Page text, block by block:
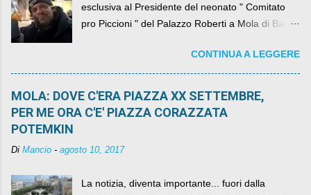
esclusiva al Presidente del neonato " Comitato
pro Piccioni " del Palazzo Roberti a Mola di Bari ,
come definirlo... signor?....CONTINUA A LEGGERE
MOLA: DOVE C'ERA PIAZZA XX SETTEMBRE,
PER ME ORA C'E' PIAZZA CORAZZATA
POTEMKIN
Di Mancio - agosto 10, 2017
La notizia, diventa importante... fuori dalla